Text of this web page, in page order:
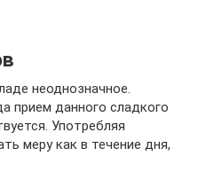
неоднозначное.
прием данного сладкого
Употребляя
меру как в течение дня,